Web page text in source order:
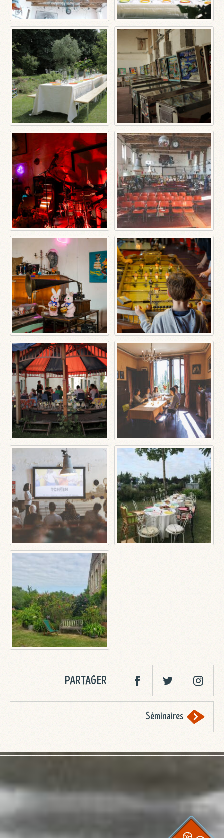
PARTAGER FacebookTwitter Twitter
Séminaires